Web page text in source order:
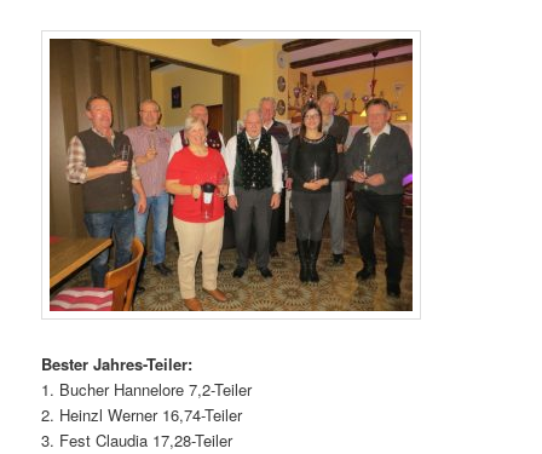
Bester Jahres-Teiler:
1. Bucher Hannelore 7,2-Teiler
2. Heinzl Werner 16,74-Teiler
3. Fest Claudia 17,28-Teiler